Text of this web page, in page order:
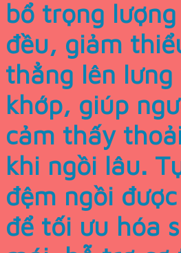
bổ trọng
đều, giảm
thẳng lên lưng
khớp, giúp
cảm thấy
khi ngồi lâu.
đệm ngồi
để tối ưu hóa